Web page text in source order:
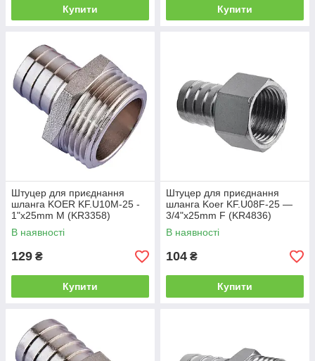
Купити Купити
Штуцер для приєднання
шланга KOER KF.U10M-25 -
1"x25mm M (KR3358)
В наявності
129 ₴
Купити
Штуцер для приєднання
шланга Koer KF.U08F-25 —
3/4"x25mm F (KR4836)
В наявності
104 ₴
Купити